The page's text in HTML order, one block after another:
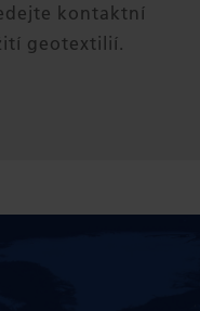
kontaktní
geotextilií.